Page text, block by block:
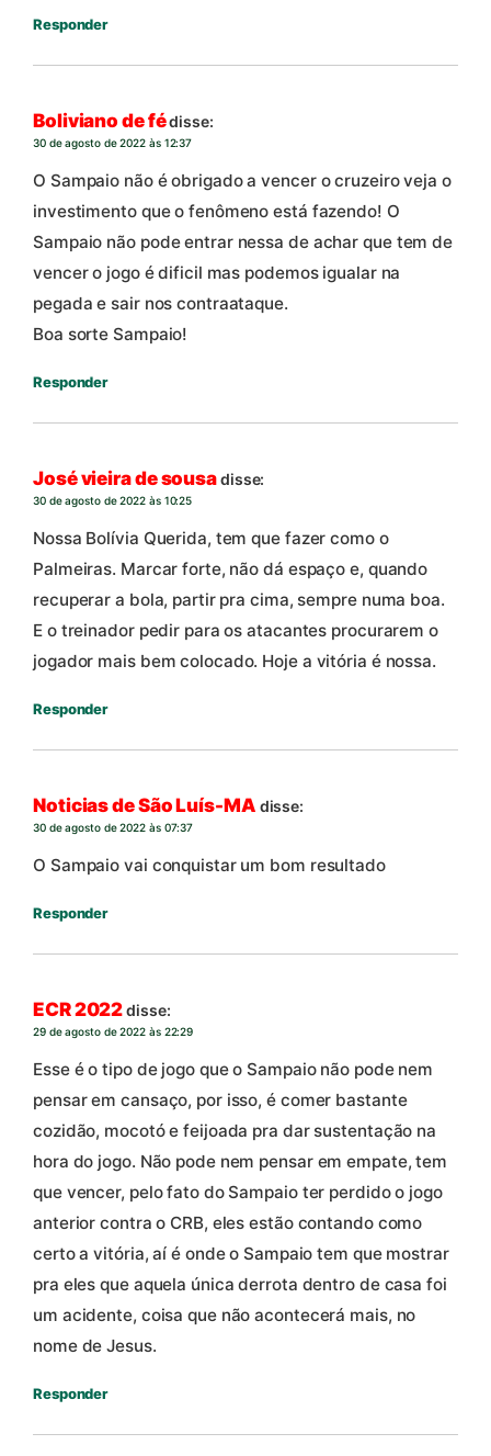
Responder
Boliviano de fédisse:
30 de agosto de 2022 às 12:37
O Sampaio não é obrigado a vencer o cruzeiro veja o
investimento que o fenômeno está fazendo! O
Sampaio não pode entrar nessa de achar que tem de
vencer o jogo é dificil mas podemos igualar na
pegada e sair nos contraataque.
Boa sorte Sampaio!
Responder
José vieira de sousadisse:
30 de agosto de 2022 às 10:25
Nossa Bolívia Querida, tem que fazer como o
Palmeiras. Marcar forte, não dá espaço e, quando
recuperar a bola, partir pra cima, sempre numa boa.
E o treinador pedir para os atacantes procurarem o
jogador mais bem colocado. Hoje a vitória é nossa.
Responder
Noticias de São Luís-MA disse:
30 de agosto de 2022 às 07:37
O Sampaio vai conquistar um bom resultado
Responder
ECR 2022disse:
29 de agosto de 2022 às 22:29
Esse é o tipo de jogo que o Sampaio não pode nem
pensar em cansaço, por isso, é comer bastante
cozidão, mocotó e feijoada pra dar sustentação na
hora do jogo. Não pode nem pensar em empate, tem
que vencer, pelo fato do Sampaio ter perdido o jogo
anterior contra o CRB, eles estão contando como
certo a vitória, aí é onde o Sampaio tem que mostrar
pra eles que aquela única derrota dentro de casa foi
um acidente, coisa que não acontecerá mais, no
nome de Jesus.
Responder